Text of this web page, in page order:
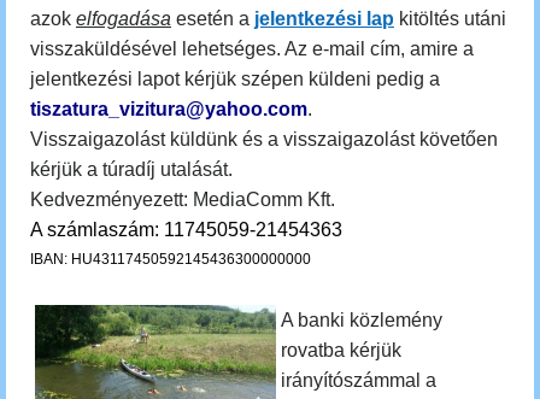
azok elfogadása esetén a jelentkezési lap kitöltés utáni
visszaküldésével lehetséges. Az e-mail cím, amire a
jelentkezési lapot kérjük szépen küldeni pedig a
tiszatura_vizitura@yahoo.com.
Visszaigazolást küldünk és a visszaigazolást követően
kérjük a túradíj utalását.
Kedvezményezett: MediaComm Kft.
A számlaszám: 11745059-21454363
IBAN: HU43117450592145436300000000
A banki közlemény
rovatba kérjük
irányítószámmal a